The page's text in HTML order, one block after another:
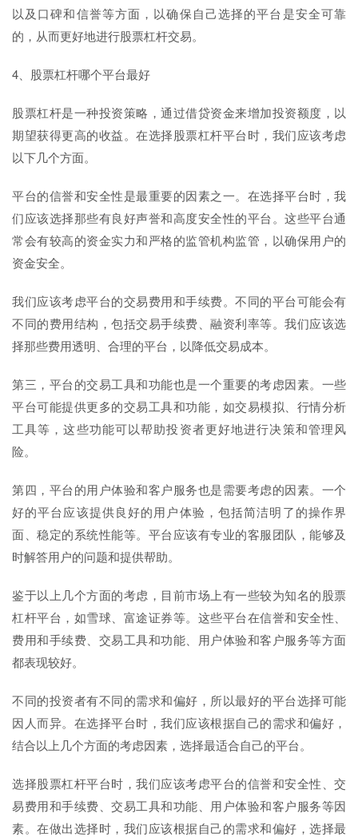
以及口碑和信誉等方面，以确保自己选择的平台是安全可靠
的，从而更好地进行股票杠杆交易。
4、股票杠杆哪个平台最好
股票杠杆是一种投资策略，通过借贷资金来增加投资额度，以
期望获得更高的收益。在选择股票杠杆平台时，我们应该考虑
以下几个方面。
平台的信誉和安全性是最重要的因素之一。在选择平台时，我
们应该选择那些有良好声誉和高度安全性的平台。这些平台通
常会有较高的资金实力和严格的监管机构监管，以确保用户的
资金安全。
我们应该考虑平台的交易费用和手续费。不同的平台可能会有
不同的费用结构，包括交易手续费、融资利率等。我们应该选
择那些费用透明、合理的平台，以降低交易成本。
第三，平台的交易工具和功能也是一个重要的考虑因素。一些
平台可能提供更多的交易工具和功能，如交易模拟、行情分析
工具等，这些功能可以帮助投资者更好地进行决策和管理风
险。
第四，平台的用户体验和客户服务也是需要考虑的因素。一个
好的平台应该提供良好的用户体验，包括简洁明了的操作界
面、稳定的系统性能等。平台应该有专业的客服团队，能够及
时解答用户的问题和提供帮助。
鉴于以上几个方面的考虑，目前市场上有一些较为知名的股票
杠杆平台，如雪球、富途证券等。这些平台在信誉和安全性、
费用和手续费、交易工具和功能、用户体验和客户服务等方面
都表现较好。
不同的投资者有不同的需求和偏好，所以最好的平台选择可能
因人而异。在选择平台时，我们应该根据自己的需求和偏好，
结合以上几个方面的考虑因素，选择最适合自己的平台。
选择股票杠杆平台时，我们应该考虑平台的信誉和安全性、交
易费用和手续费、交易工具和功能、用户体验和客户服务等因
素。在做出选择时，我们应该根据自己的需求和偏好，选择最